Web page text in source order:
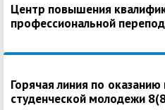
Центр повышения
профессиональной
Горячая линия по
студенческой молодежи